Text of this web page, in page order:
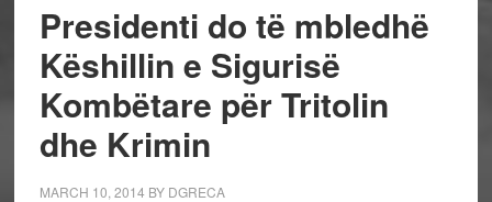
Presidenti do të mbledhë
Këshillin e Sigurisë
Kombëtare për Tritolin
dhe Krimin
MARCH 10, 2014 BY DGRECA